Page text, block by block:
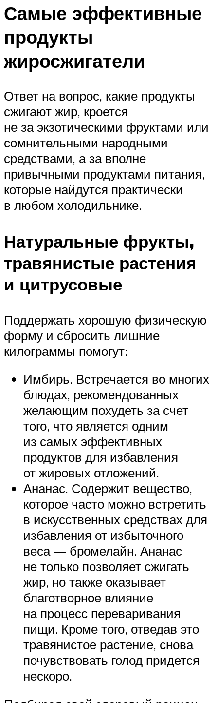
Самые эффективные
продукты
жиросжигатели
Ответ на вопрос, какие продукты
сжигают жир, кроется
не за экзотическими фруктами или
сомнительными народными
средствами, а за вполне
привычными продуктами питания,
которые найдутся практически
в любом холодильнике.
Натуральные фрукты,
травянистые растения
и цитрусовые
Поддержать хорошую физическую
форму и сбросить лишние
килограммы помогут:
Имбирь. Встречается во многих
блюдах, рекомендованных
желающим похудеть за счет
того, что является одним
из самых эффективных
продуктов для избавления
от жировых отложений.
Ананас. Содержит вещество,
которое часто можно встретить
в искусственных средствах для
избавления от избыточного
веса — бромелайн. Ананас
не только позволяет сжигать
жир, но также оказывает
благотворное влияние
на процесс переваривания
пищи. Кроме того, отведав это
травянистое растение, снова
почувствовать голод придется
нескоро.